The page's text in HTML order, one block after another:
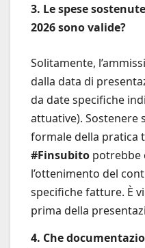
3. Le spese
2026 sono valide?
Solitamente,
dalla data di
da date specifiche
attuative). Sostenere
formale della pratica
#Finsubito potrebbe
l’ottenimento del
specifiche fatture. È
prima della
4. Che